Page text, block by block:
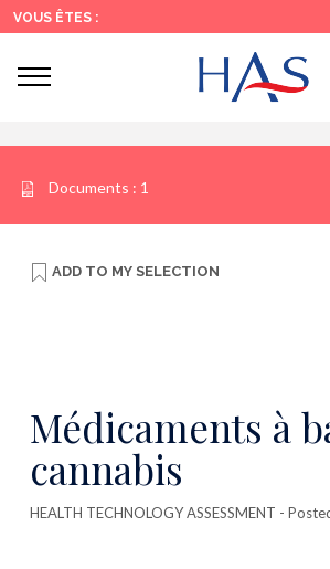
Search
Main
Menu
Main
Content
VOUS ÊTES :
Ouvrir
Documents : 1
ADD TO MY SELECTION
Médicaments à
cannabis
HEALTH TECHNOLOGY ASSESSMENT -